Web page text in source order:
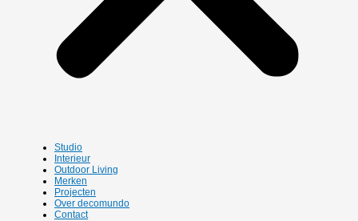
Studio
Interieur
Outdoor Living
Merken
Projecten
Over decomundo
Contact